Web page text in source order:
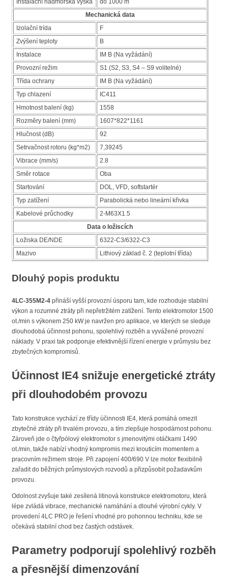
Mechanická data
Izolační trída
F
Zvýšení teploty
B
Instalace
IM B (Na vyžádání)
Provozní režim
S1 (S2, S3, S4 – S9 volitelné)
Třída ochrany
IM B (Na vyžádání)
Typ chlazení
IC411
Hmotnost balení (kg)
1558
Rozměry balení (mm)
1607*822*1161
Hlučnost (dB)
92
Setrvačnost rotoru (kg*m2)
7,39245
Vibrace (mm/s)
2.8
Směr rotace
Oba
Startování
DOL, VFD, softstartér
Typ zatížení
Parabolická nebo lineární křivka
Kabelové průchodky
2-M63X1.5
Data o ložiscích
Ložiska DE/NDE
6322-C3/6322-C3
Mazivo
Lithiový základ č. 2 (teplotní třída)
Dlouhý popis produktu
4LC-355M2-4 přináší vyšší provozní úsporu tam, kde rozhoduje stabilní
výkon a rozumné ztráty při nepřetržitém zatížení. Tento elektromotor 1500
ot./min s výkonem 250 kW je navržen pro aplikace, ve kterých se sleduje
dlouhodobá účinnost pohonu, spolehlivý rozběh a vyvážené provozní
náklady. V praxi tak podporuje efektivnější řízení energie v průmyslu bez
zbytečných kompromisů.
Účinnost IE4 snižuje energetické ztráty
při dlouhodobém provozu
Tato konstrukce vychází ze třídy účinnosti IE4, která pomáhá omezit
zbytečné ztráty při trvalém provozu, a tím zlepšuje hospodárnost pohonu.
Zároveň jde o čtyřpólový elektromotor s jmenovitými otáčkami 1490
ot./min, takže nabízí vhodný kompromis mezi krouticím momentem a
pracovním režimem stroje. Při zapojení 400/690 V lze motor flexibilně
zařadit do běžných průmyslových rozvodů a přizpůsobit požadavkům
provozu.
Odolnost zvyšuje také zesílená litinová konstrukce elektromotoru, která
lépe zvládá vibrace, mechanické namáhání a dlouhé výrobní cykly. V
provedení 4LC PRO je řešení vhodné pro pohonnou techniku, kde se
očekává stabilní chod bez častých odstávek.
Parametry podporují spolehlivý rozběh
a přesnější dimenzování